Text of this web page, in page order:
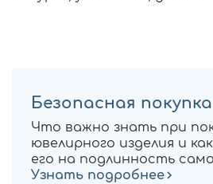
Безопасная покупка
Что важно знать при
ювелирного изделия и
его на подлинность
Узнать подробнее